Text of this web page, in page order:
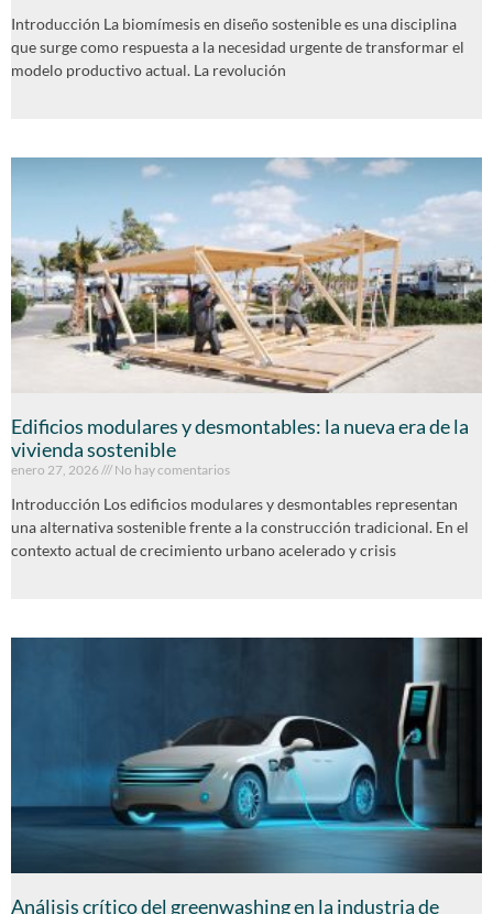
Introducción La biomímesis en diseño sostenible es una disciplina
que surge como respuesta a la necesidad urgente de transformar el
modelo productivo actual. La revolución
Edificios modulares y desmontables: la nueva era de la
vivienda sostenible
enero 27, 2026 No hay comentarios
Introducción Los edificios modulares y desmontables representan
una alternativa sostenible frente a la construcción tradicional. En el
contexto actual de crecimiento urbano acelerado y crisis
Análisis crítico del greenwashing en la industria de